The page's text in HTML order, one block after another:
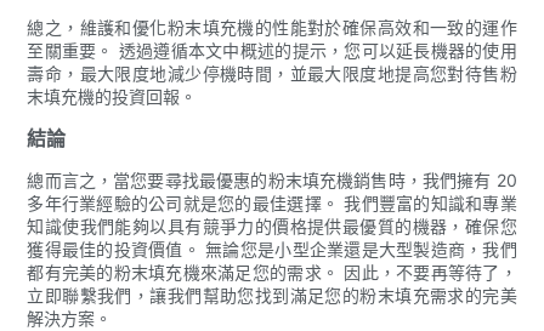
總之，維護和優化粉末填充機的性能對於確保高效和一致的運作
至關重要。 透過遵循本文中概述的提示，您可以延長機器的使用
壽命，最大限度地減少停機時間，並最大限度地提高您對待售粉
末填充機的投資回報。
結論
總而言之，當您要尋找最優惠的粉末填充機銷售時，我們擁有 20
多年行業經驗的公司就是您的最佳選擇。 我們豐富的知識和專業
知識使我們能夠以具有競爭力的價格提供最優質的機器，確保您
獲得最佳的投資價值。 無論您是小型企業還是大型製造商，我們
都有完美的粉末填充機來滿足您的需求。 因此，不要再等待了，
立即聯繫我們，讓我們幫助您找到滿足您的粉末填充需求的完美
解決方案。